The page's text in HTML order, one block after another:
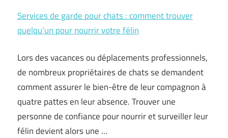
Services de garde pour chats : comment trouver
quelqu’un pour nourrir votre félin
Lors des vacances ou déplacements professionnels,
de nombreux propriétaires de chats se demandent
comment assurer le bien-être de leur compagnon à
quatre pattes en leur absence. Trouver une
personne de confiance pour nourrir et surveiller leur
félin devient alors une …